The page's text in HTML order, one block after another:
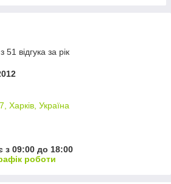
відгука за рік
Харків, Україна
з 09:00 до 18:00
роботи